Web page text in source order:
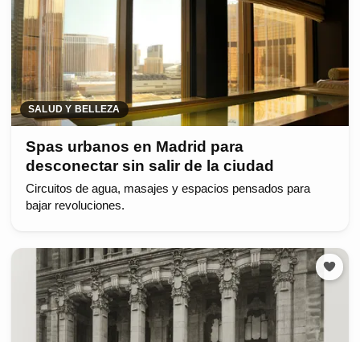
SALUD Y BELLEZA
Spas urbanos en Madrid para
desconectar sin salir de la ciudad
Circuitos de agua, masajes y espacios pensados para
bajar revoluciones.